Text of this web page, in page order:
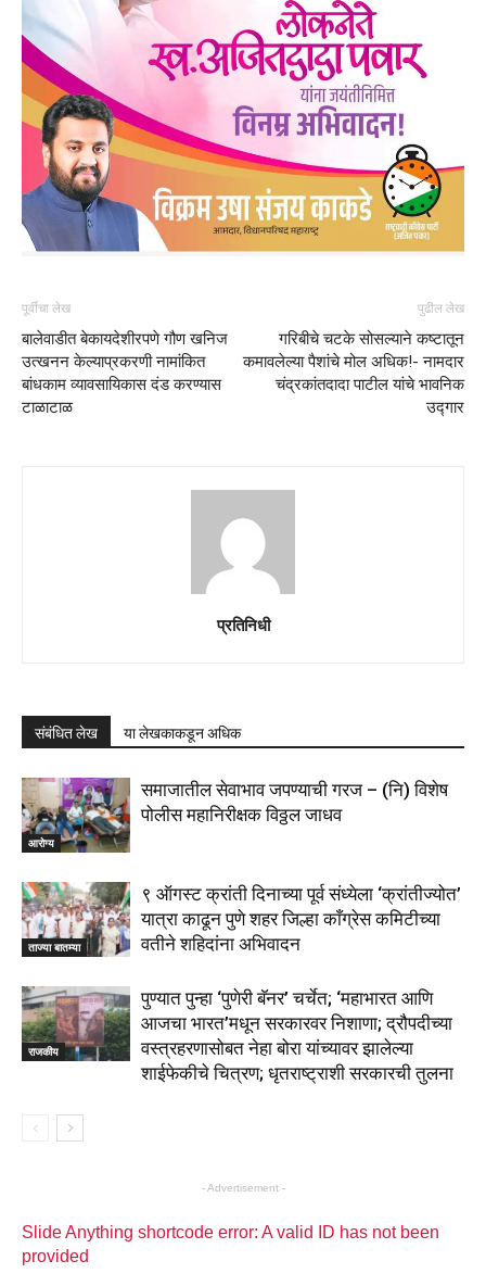
पूर्वीचा लेख
बालेवाडीत बेकायदेशीरपणे गौण खनिज
उत्खनन केल्याप्रकरणी नामांकित
बांधकाम व्यावसायिकास दंड करण्यास
टाळाटाळ
पुढील लेख
गरिबीचे चटके सोसल्याने कष्टातून
कमावलेल्या पैशांचे मोल अधिक!- नामदार
चंद्रकांतदादा पाटील यांचे भावनिक
उद्गार
प्रतिनिधी
संबंधित लेख या लेखकाकडून अधिक
आरोग्य
समाजातील सेवाभाव जपण्याची गरज – (नि) विशेष
पोलीस महानिरीक्षक विठ्ठल जाधव
ताज्या बातम्या
९ ऑगस्ट क्रांती दिनाच्या पूर्व संध्येला ‘क्रांतीज्योत’
यात्रा काढून पुणे शहर जिल्हा काँग्रेस कमिटीच्या
वतीने शहिदांना अभिवादन
राजकीय
पुण्यात पुन्हा ‘पुणेरी बॅनर’ चर्चेत; ‘महाभारत आणि
आजचा भारत’मधून सरकारवर निशाणा; द्रौपदीच्या
वस्त्रहरणासोबत नेहा बोरा यांच्यावर झालेल्या
शाईफेकीचे चित्रण; धृतराष्ट्राशी सरकारची तुलना
- Advertisement -
Slide Anything shortcode error: A valid ID has not been
provided